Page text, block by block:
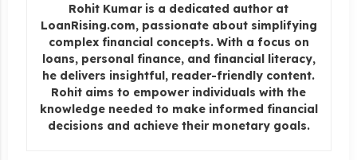
Rohit Kumar is a dedicated author at
LoanRising.com, passionate about simplifying
complex financial concepts. With a focus on
loans, personal finance, and financial literacy,
he delivers insightful, reader-friendly content.
Rohit aims to empower individuals with the
knowledge needed to make informed financial
decisions and achieve their monetary goals.